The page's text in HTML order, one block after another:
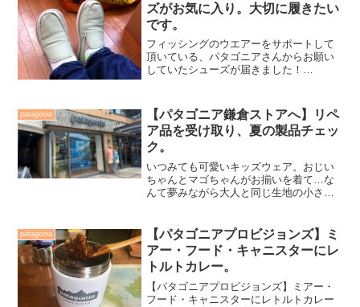
ズがお気に入り。大切に履きたい
です。
フィッシングのウエアーをサポートして
頂いている、パタゴニアさんからお願い
していたシューズが届きました！
足にフィットしてくれていて、即！超！
お気に入りに。今までも似...
patagonia
【パタゴニア鎌倉ストアへ】リペ
ア品を受け取り、夏の製品チェッ
ク。
いつみても可愛いキッズウェア。おじい
ちゃんとマゴちゃんがお揃いを着て…な
んて夢みながら大人と同じ生地の小さな
が欲しかったのでそちらだけ入手し終
了。マネージャーの野原さんと半分以上
釣り話をし、鎌倉ストアを後にしたので
した。
patagonia
【パタゴニアプロビジョンズ】ミ
アー・フード・キャニスターにレ
トルトカレー。
【パタゴニアプロビジョンズ】ミアー・
フード・キャニスターにレトルトカレー